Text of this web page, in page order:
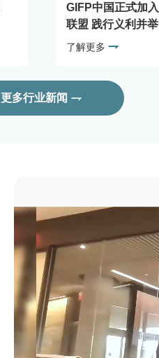
GIFP中国正式加
联盟 践行义利并
了解更多
更多行业新闻